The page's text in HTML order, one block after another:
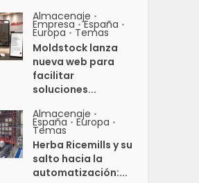
Almacenaje •
Empresa • España •
Europa • Temas
Moldstock lanza
nueva web para
facilitar
soluciones...
Almacenaje •
España • Europa •
Temas
Herba Ricemills y su
salto hacia la
automatización:...